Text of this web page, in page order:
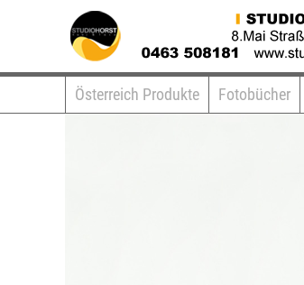
Österreich Produkte Fotobücher